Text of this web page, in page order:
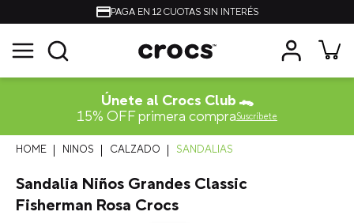
PAGA EN 12 CUOTAS SIN INTERÉS
Únete al Crocs Club 🐊
15% OFF primera compraSuscríbete
NINOS CALZADO SANDALIAS
Sandalia Niños Grandes Classic
Fisherman Rosa Crocs